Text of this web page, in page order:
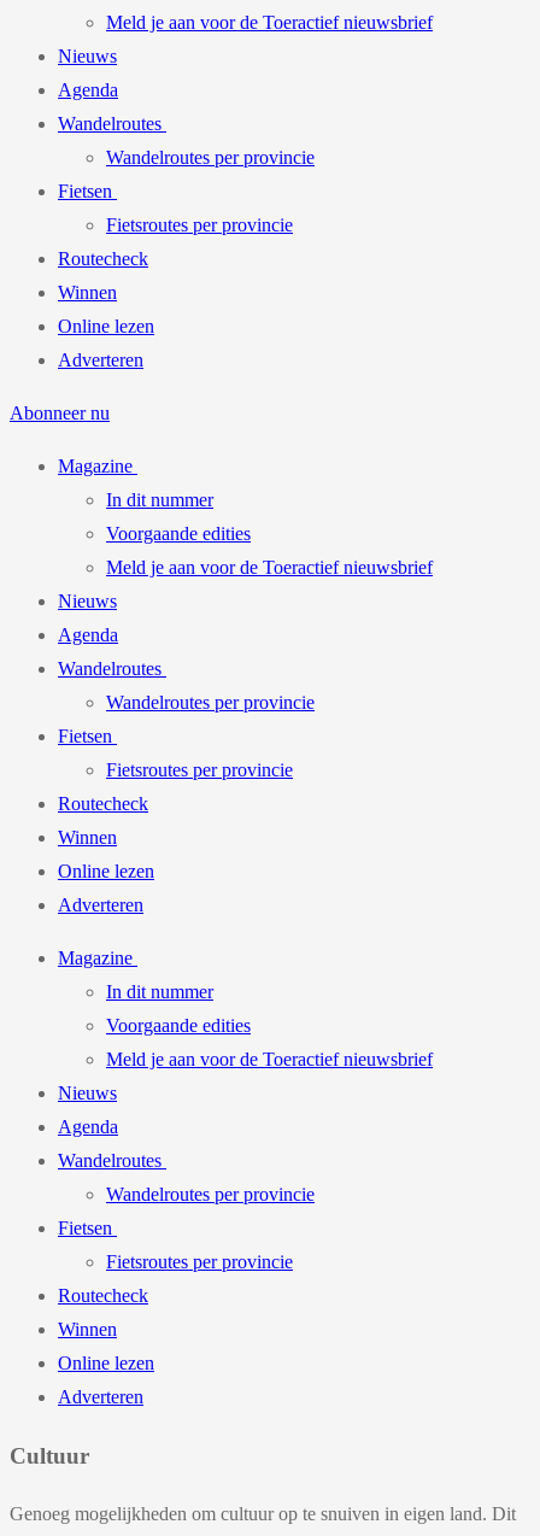
Meld je aan voor de Toeractief nieuwsbrief
Nieuws
Agenda
Wandelroutes
Wandelroutes per provincie
Fietsen
Fietsroutes per provincie
Routecheck
Winnen
Online lezen
Adverteren
Abonneer nu
Magazine
In dit nummer
Voorgaande edities
Meld je aan voor de Toeractief nieuwsbrief
Nieuws
Agenda
Wandelroutes
Wandelroutes per provincie
Fietsen
Fietsroutes per provincie
Routecheck
Winnen
Online lezen
Adverteren
Magazine
In dit nummer
Voorgaande edities
Meld je aan voor de Toeractief nieuwsbrief
Nieuws
Agenda
Wandelroutes
Wandelroutes per provincie
Fietsen
Fietsroutes per provincie
Routecheck
Winnen
Online lezen
Adverteren
Cultuur
Genoeg mogelijkheden om cultuur op te snuiven in eigen land. Dit